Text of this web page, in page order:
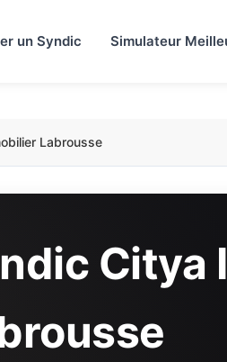
un Syndic Simulateur
Labrousse
Citya